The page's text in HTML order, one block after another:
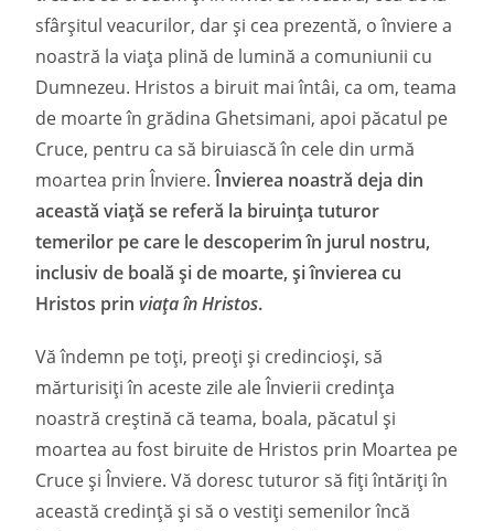
sfârșitul veacurilor, dar și cea prezentă, o înviere a
noastră la viaţa plină de lumină a comuniunii cu
Dumnezeu. Hristos a biruit mai întâi, ca om, teama
de moarte în grădina Ghetsimani, apoi păcatul pe
Cruce, pentru ca să biruiască în cele din urmă
moartea prin Înviere.Învierea noastră deja din
această viață se referă la biruința tuturor
temerilor pe care le descoperim în jurul nostru,
inclusiv de boală și de moarte, și învierea cu
Hristos prinviața în Hristos.
Vă îndemn pe toți, preoți și credincioși, să
mărturisiți în aceste zile ale Învierii credința
noastră creștină că teama, boala, păcatul și
moartea au fost biruite de Hristos prin Moartea pe
Cruce și Înviere. Vă doresc tuturor să fiți întăriți în
această credință și să o vestiți semenilor încă